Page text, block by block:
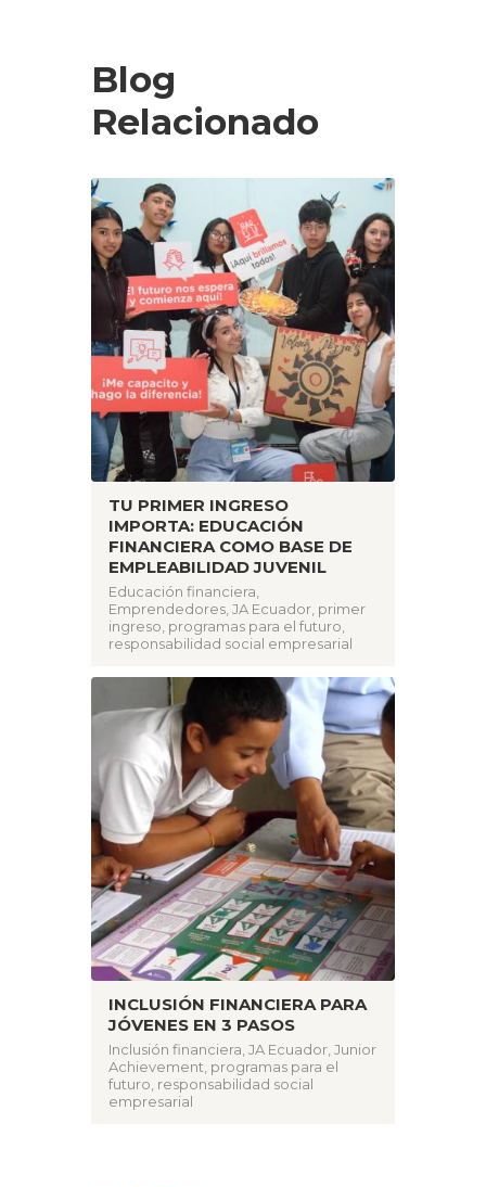
Blog
Relacionado
TU PRIMER INGRESO
IMPORTA: EDUCACIÓN
FINANCIERA COMO BASE DE
EMPLEABILIDAD JUVENIL
Educación financiera
Emprendedores ,JA Ecuador primer
ingreso programas para el futuro
responsabilidad social empresarial
INCLUSIÓN FINANCIERA PARA
JÓVENES EN 3 PASOS
Inclusión financiera ,JA Ecuador ,Junior
Achievement programas para el
futuro responsabilidad social
empresarial